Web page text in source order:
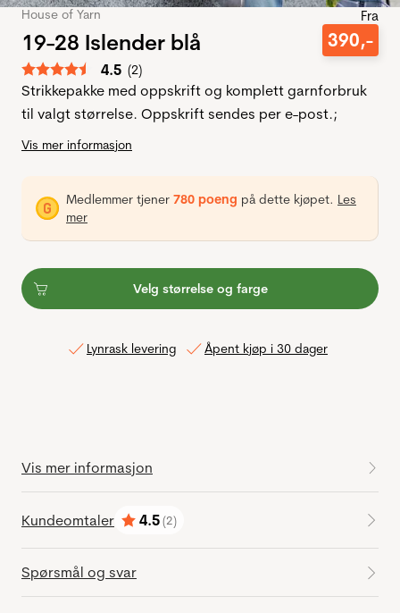
House of Yarn
19-28 Islender blå
Gjennomsnittskarakter:
4.5 (stemmer:
2)
Fra
390,-
Strikkepakke med oppskrift og komplett garnforbruk
til valgt størrelse. Oppskrift sendes per e-post.;
Vis mer informasjon
Medlemmer tjener 780 poeng på dette kjøpet. Les
mer
Velg størrelse og farge
Lynrask levering Åpent kjøp i 30 dager
Vis mer informasjon
Kundeomtaler
Karakter:
4.5(2)
av 5 mulige
Spørsmål og svar